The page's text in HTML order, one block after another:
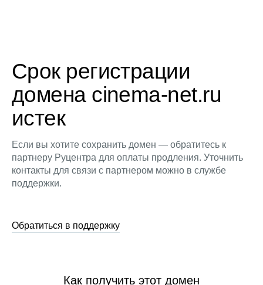
Срок регистрации
домена cinema-net.ru
истек
Если вы хотите сохранить домен — обратитесь к
партнеру Руцентра для оплаты продления. Уточнить
контакты для связи с партнером можно в службе
поддержки.
Обратиться в поддержку
Как получить этот домен